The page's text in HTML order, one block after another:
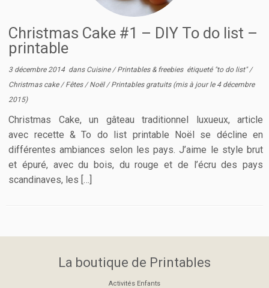
Christmas Cake #1 – DIY To do list –
printable
3 décembre 2014dans Cuisine /Printables & freebies étiqueté "to do list"/
Christmas cake /Fêtes /Noël /Printables gratuits (mis à jour le 4 décembre
2015)
Christmas Cake, un gâteau traditionnel luxueux, article
avec recette & To do list printable Noël se décline en
différentes ambiances selon les pays. J’aime le style brut
et épuré, avec du bois, du rouge et de l’écru des pays
scandinaves, les […]
La boutique de Printables
Activités Enfants